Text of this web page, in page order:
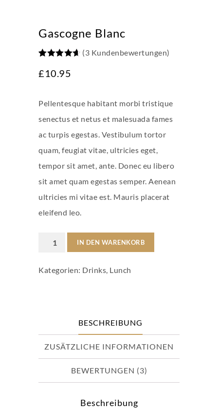
Gascogne Blanc
mit4.67
Kundenbewertungen
(3 Kundenbewertungen)
£10.95
Pellentesque habitant morbi tristique
senectus et netus et malesuada fames
ac turpis egestas. Vestibulum tortor
quam, feugiat vitae, ultricies eget,
tempor sit amet, ante. Donec eu libero
sit amet quam egestas semper. Aenean
ultricies mi vitae est. Mauris placerat
eleifend leo.
Gascogne
Menge
IN DEN WARENKORB
Kategorien: Drinks, Lunch
BESCHREIBUNG
ZUSÄTZLICHE INFORMATIONEN
BEWERTUNGEN (3)
Beschreibung